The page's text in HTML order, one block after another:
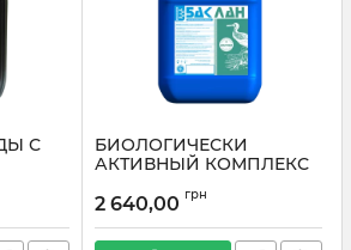
С
БИОЛОГИЧЕСКИ
АКТИВНЫЙ КОМПЛЕКС
ЛАН
2 640,00 грн